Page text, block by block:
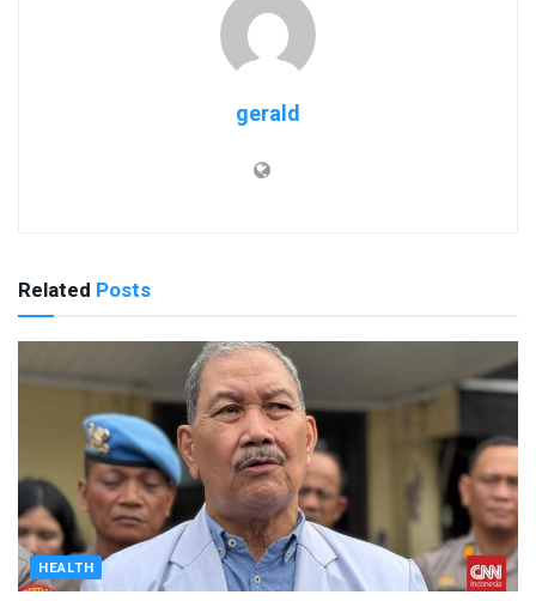
gerald
Related Posts
HEALTH